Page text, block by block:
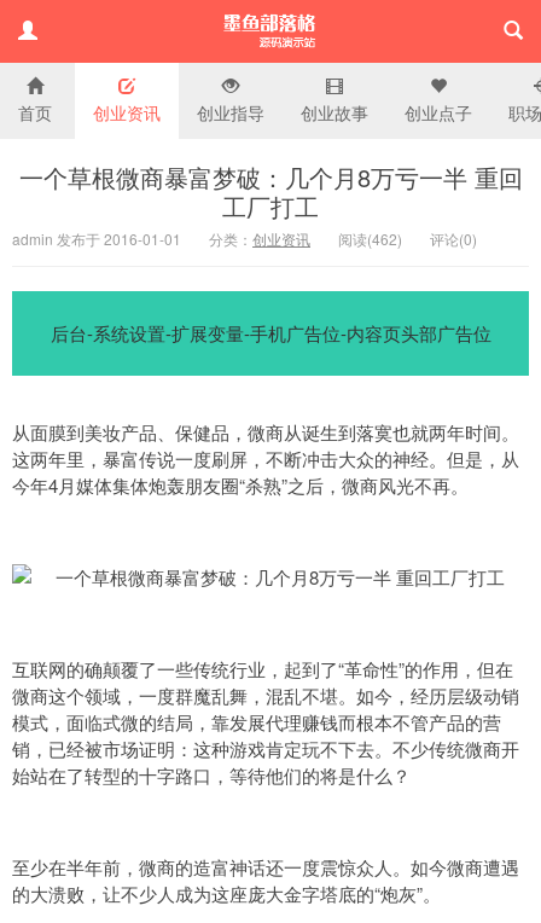
演示站
首页 创业资讯 创业指导 创业故事 创业点子 职
一个草根微商暴富梦破：几个月8万亏一半 重回
工厂打工
admin 发布于 2016-01-01 分类： 创业资讯 阅读(462) 评论(0)
后台-系统设置-扩展变量-手机广告位-内容页头部广告位
从面膜到美妆产品、保健品，微商从诞生到落寞也就两年时间。
这两年里，暴富传说一度刷屏，不断冲击大众的神经。但是，从
今年4月媒体集体炮轰朋友圈“杀熟”之后，微商风光不再。
互联网的确颠覆了一些传统行业，起到了“革命性”的作用，但在
微商这个领域，一度群魔乱舞，混乱不堪。如今，经历层级动销
模式，面临式微的结局，靠发展代理赚钱而根本不管产品的营
销，已经被市场证明：这种游戏肯定玩不下去。不少传统微商开
始站在了转型的十字路口，等待他们的将是什么？
至少在半年前，微商的造富神话还一度震惊众人。如今微商遭遇
的大溃败，让不少人成为这座庞大金字塔底的“炮灰”。